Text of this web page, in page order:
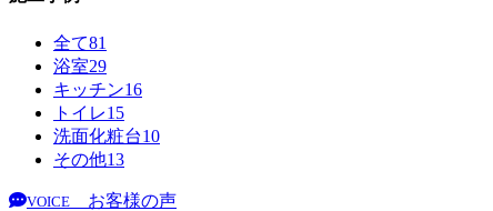
全て81
浴室29
キッチン16
トイレ15
洗面化粧台10
その他13
VOICE
お客様の声